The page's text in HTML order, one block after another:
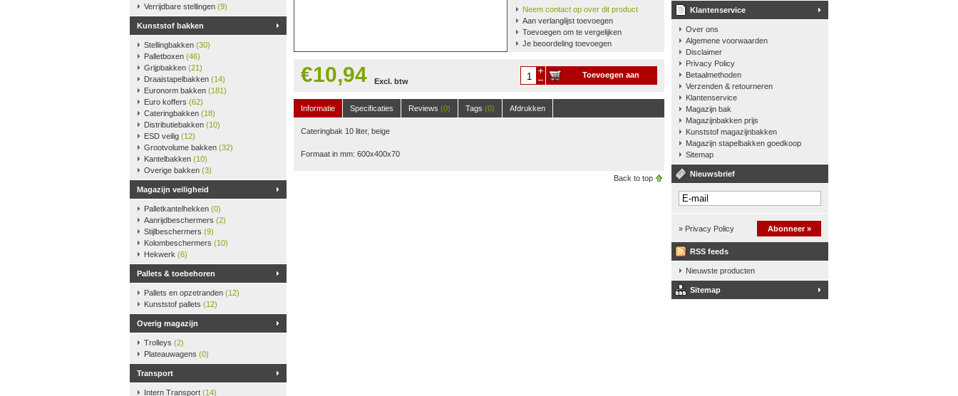
Verrijdbare stellingen (9)
Kunststof bakken
Stellingbakken (30)
Palletboxen (46)
Grijpbakken (21)
Draaistapelbakken (14)
Euronorm bakken (181)
Euro koffers (62)
Cateringbakken (18)
Distributiebakken (10)
ESD veilig (12)
Grootvolume bakken (32)
Kantelbakken (10)
Overige bakken (3)
Magazijn veiligheid
Palletkantelhekken (0)
Aanrijdbeschermers (2)
Stijlbeschermers (9)
Kolombeschermers (10)
Hekwerk (6)
Pallets & toebehoren
Pallets en opzetranden (12)
Kunststof pallets (12)
Overig magazijn
Trolleys (2)
Plateauwagens (0)
Transport
Intern Transport (14)
Neem contact op over dit product
Aan verlanglijst toevoegen
Toevoegen om te vergelijken
Je beoordeling toevoegen
€10,94 Excl. btw
Toevoegen aan
Informatie
Specificaties Reviews (0) Tags (0) Afdrukken
Cateringbak 10 liter, beige
Formaat in mm: 600x400x70
Back to top
Klantenservice
Over ons
Algemene voorwaarden
Disclaimer
Privacy Policy
Betaalmethoden
Verzenden & retourneren
Klantenservice
Magazijn bak
Magazijnbakken prijs
Kunststof magazijnbakken
Magazijn stapelbakken goedkoop
Sitemap
Nieuwsbrief
» Privacy Policy Abonneer »
RSS feeds
Nieuwste producten
Sitemap